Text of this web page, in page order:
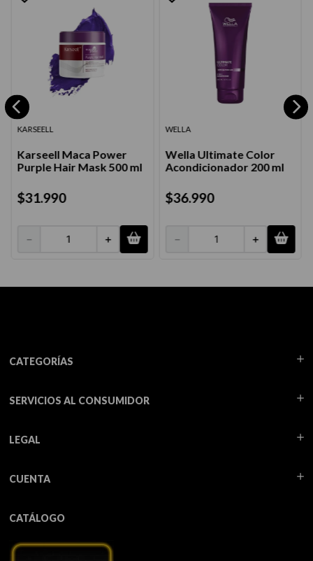
KARSEELL
Karseell Maca Power
Purple Hair Mask 500 ml
$31.990
＋
－
WELLA
Wella Ultimate Color
Acondicionador 200 ml
$36.990
＋
－
CATEGORÍAS
SERVICIOS AL CONSUMIDOR
LEGAL
CUENTA
CATÁLOGO